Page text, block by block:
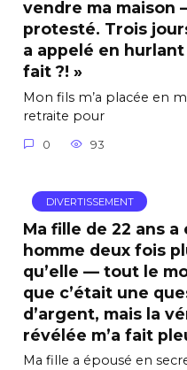
vendre ma maison
protesté. Trois
a appelé en hurlant
fait ?! »
Mon fils m’a placée en
retraite pour
0 93
DIVERTISSEMENT
Ma fille de 22 ans a
homme deux fois
qu’elle — tout le
que c’était une
d’argent, mais la
révélée m’a fait
Ma fille a épousé en